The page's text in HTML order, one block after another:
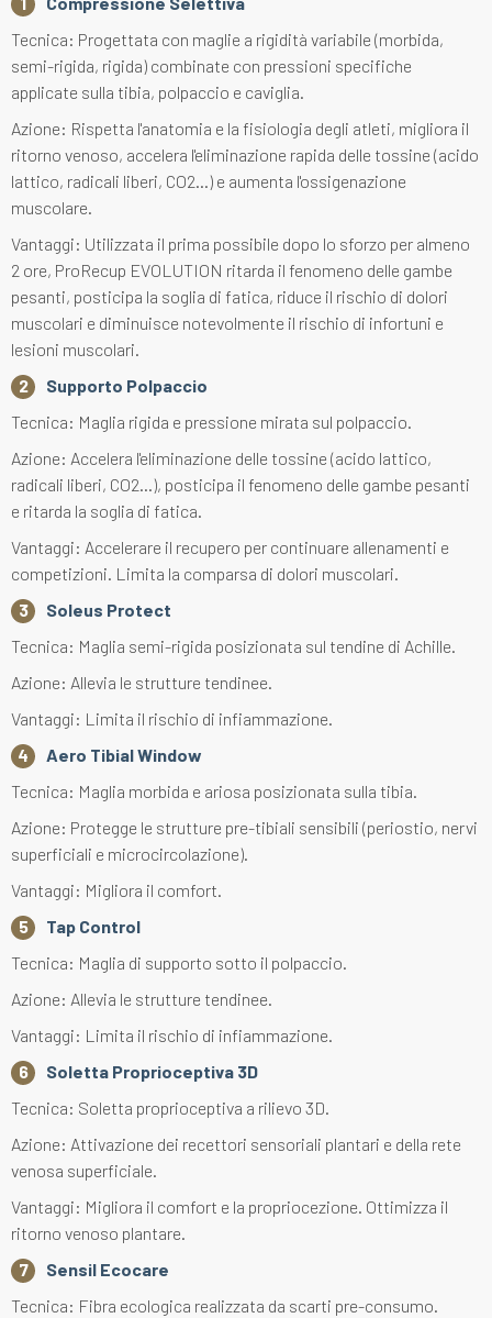
Tecnica: Progettata con maglie a rigidità variabile (morbida,
semi-rigida, rigida) combinate con pressioni specifiche
applicate sulla tibia, polpaccio e caviglia.
Azione: Rispetta l'anatomia e la fisiologia degli atleti, migliora il
ritorno venoso, accelera l'eliminazione rapida delle tossine (acido
lattico, radicali liberi, CO2...) e aumenta l'ossigenazione
muscolare.
Vantaggi: Utilizzata il prima possibile dopo lo sforzo per almeno
2 ore, ProRecup EVOLUTION ritarda il fenomeno delle gambe
pesanti, posticipa la soglia di fatica, riduce il rischio di dolori
muscolari e diminuisce notevolmente il rischio di infortuni e
lesioni muscolari.
Supporto Polpaccio
Tecnica: Maglia rigida e pressione mirata sul polpaccio.
Azione: Accelera l'eliminazione delle tossine (acido lattico,
radicali liberi, CO2...), posticipa il fenomeno delle gambe pesanti
e ritarda la soglia di fatica.
Vantaggi: Accelerare il recupero per continuare allenamenti e
competizioni. Limita la comparsa di dolori muscolari.
Soleus Protect
Tecnica: Maglia semi-rigida posizionata sul tendine di Achille.
Azione: Allevia le strutture tendinee.
Vantaggi: Limita il rischio di infiammazione.
Aero Tibial Window
Tecnica: Maglia morbida e ariosa posizionata sulla tibia.
Azione: Protegge le strutture pre-tibiali sensibili (periostio, nervi
superficiali e microcircolazione).
Vantaggi: Migliora il comfort.
Tap Control
Tecnica: Maglia di supporto sotto il polpaccio.
Azione: Allevia le strutture tendinee.
Vantaggi: Limita il rischio di infiammazione.
Soletta Proprioceptiva 3D
Tecnica: Soletta proprioceptiva a rilievo 3D.
Azione: Attivazione dei recettori sensoriali plantari e della rete
venosa superficiale.
Vantaggi: Migliora il comfort e la propriocezione. Ottimizza il
ritorno venoso plantare.
Sensil Ecocare
Tecnica: Fibra ecologica realizzata da scarti pre-consumo.